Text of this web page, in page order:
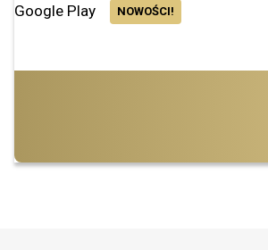
Google Play NOWOŚCI!